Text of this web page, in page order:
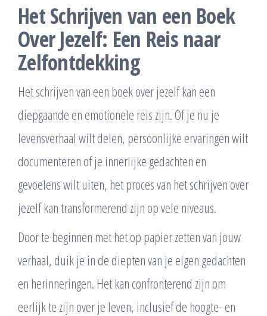
Het Schrijven van een Boek
Over Jezelf: Een Reis naar
Zelfontdekking
Het schrijven van een boek over jezelf kan een
diepgaande en emotionele reis zijn. Of je nu je
levensverhaal wilt delen, persoonlijke ervaringen wilt
documenteren of je innerlijke gedachten en
gevoelens wilt uiten, het proces van het schrijven over
jezelf kan transformerend zijn op vele niveaus.
Door te beginnen met het op papier zetten van jouw
verhaal, duik je in de diepten van je eigen gedachten
en herinneringen. Het kan confronterend zijn om
eerlijk te zijn over je leven, inclusief de hoogte- en